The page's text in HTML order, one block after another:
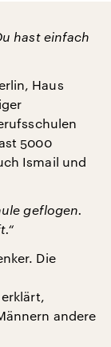
hast einfach
Haus
5000
Ismail und
geflogen.
Die
andere